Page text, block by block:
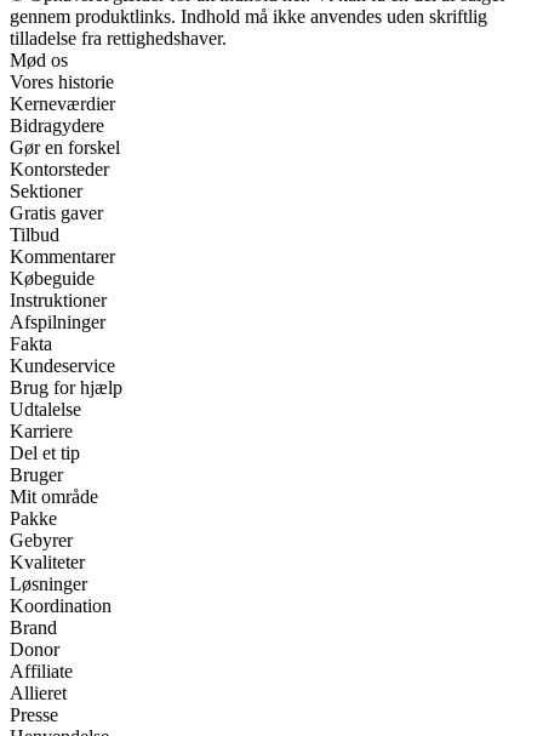
gennem produktlinks. Indhold må ikke anvendes uden skriftlig
tilladelse fra rettighedshaver.
Mød os
Vores historie
Kerneværdier
Bidragydere
Gør en forskel
Kontorsteder
Sektioner
Gratis gaver
Tilbud
Kommentarer
Købeguide
Instruktioner
Afspilninger
Fakta
Kundeservice
Brug for hjælp
Udtalelse
Karriere
Del et tip
Bruger
Mit område
Pakke
Gebyrer
Kvaliteter
Løsninger
Koordination
Brand
Donor
Affiliate
Allieret
Presse